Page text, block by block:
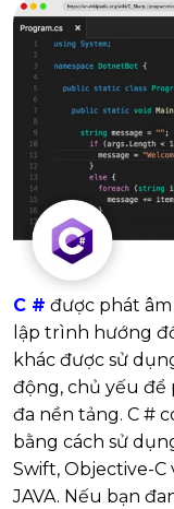
C # được phát âm
lập trình hướng
khác được sử
động, chủ yếu để
đa nền tảng. C #
bằng cách sử
Swift, Objective-
JAVA. Nếu bạn